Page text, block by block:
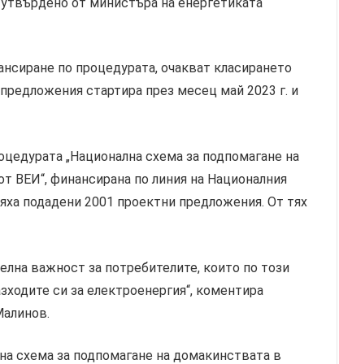
по процедурата, очакват класирането
стартира през месец май 2023 г. и
„Национална схема за подпомагане на
ВЕИ“, финансирана по линия на Националния
подадени 2001 проектни предложения. От тях
важност за потребителите, които по този
си за електроенергия“, коментира
схема за подпомагане на домакинствата в